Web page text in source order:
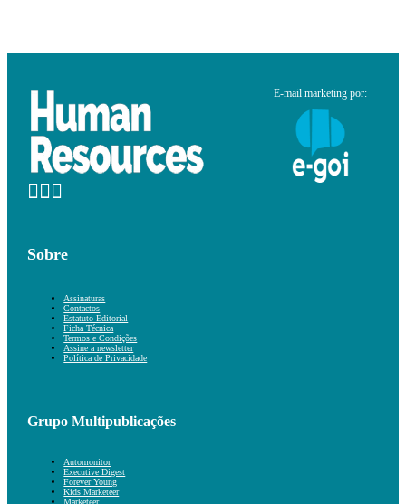
E-mail marketing por:
Sobre
Assinaturas
Contactos
Estatuto Editorial
Ficha Técnica
Termos e Condições
Assine a newsletter
Política de Privacidade
Grupo Multipublicações
Automonitor
Executive Digest
Forever Young
Kids Marketeer
Marketeer